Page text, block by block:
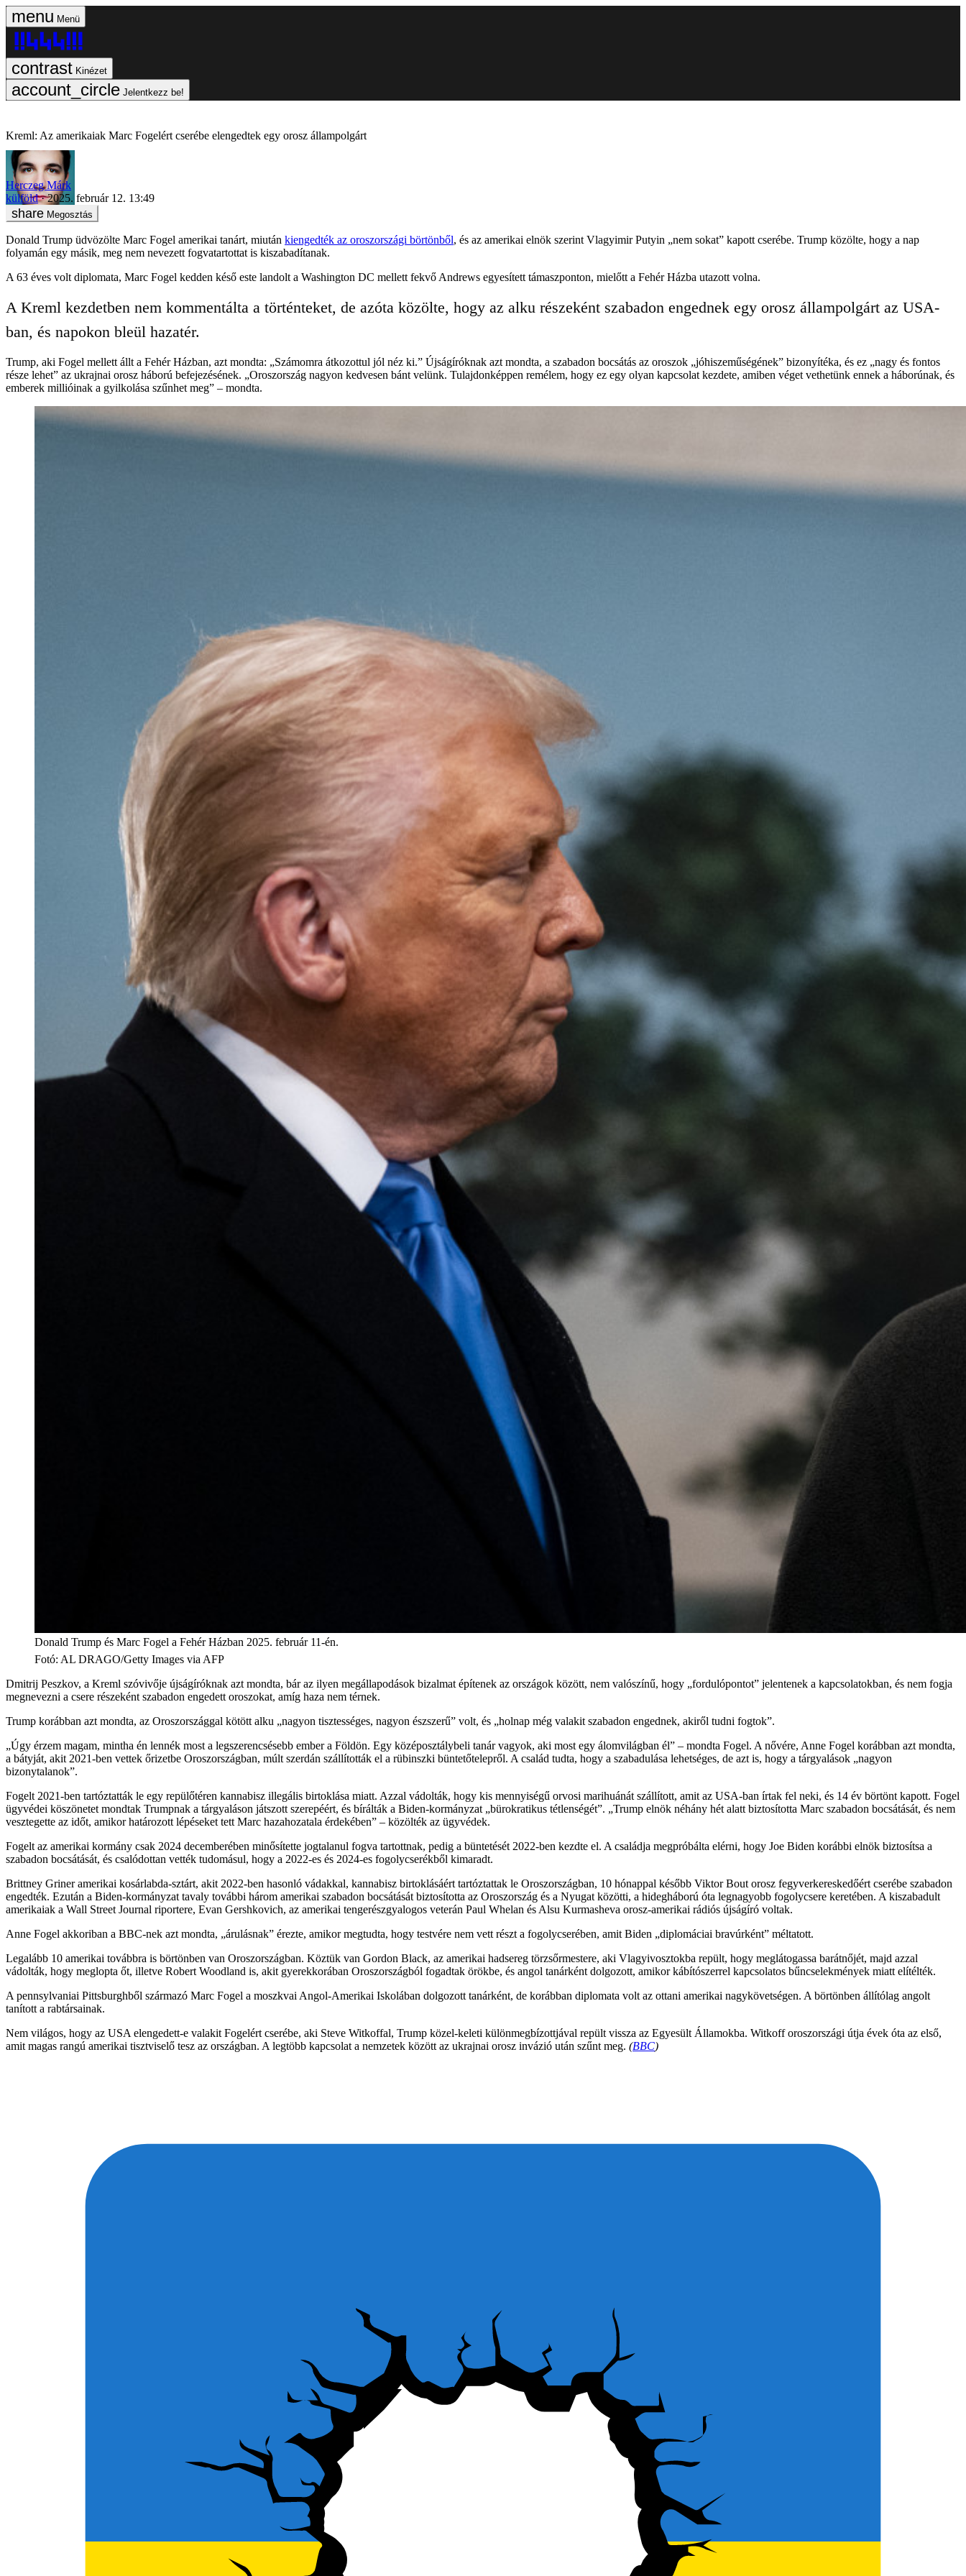
Menü
Kinézet
Jelentkezz be!
Kreml: Az amerikaiak Marc Fogelért cserébe elengedtek egy orosz állampolgárt
Herczeg Márk
külföld
2025. február 12. 13:49
Megosztás
Donald Trump üdvözölte Marc Fogel amerikai tanárt, miután kiengedték az oroszországi börtönből, és az amerikai elnök szerint Vlagyimir Putyin „nem sokat” kapott cserébe. Trump közölte, hogy a nap
folyamán egy másik, meg nem nevezett fogvatartottat is kiszabadítanak.
A 63 éves volt diplomata, Marc Fogel kedden késő este landolt a Washington DC mellett fekvő Andrews egyesített támaszponton, mielőtt a Fehér Házba utazott volna.
A Kreml kezdetben nem kommentálta a történteket, de azóta közölte, hogy az alku részeként szabadon engednek egy orosz állampolgárt az USA-
ban, és napokon bleül hazatér.
Trump, aki Fogel mellett állt a Fehér Házban, azt mondta: „Számomra átkozottul jól néz ki.” Újságíróknak azt mondta, a szabadon bocsátás az oroszok „jóhiszeműségének” bizonyítéka, és ez „nagy és fontos
része lehet” az ukrajnai orosz háború befejezésének. „Oroszország nagyon kedvesen bánt velünk. Tulajdonképpen remélem, hogy ez egy olyan kapcsolat kezdete, amiben véget vethetünk ennek a háborúnak, és
emberek millióinak a gyilkolása szűnhet meg” – mondta.
Donald Trump és Marc Fogel a Fehér Házban 2025. február 11-én.
Fotó: AL DRAGO/Getty Images via AFP
Dmitrij Peszkov, a Kreml szóvivője újságíróknak azt mondta, bár az ilyen megállapodások bizalmat építenek az országok között, nem valószínű, hogy „fordulópontot” jelentenek a kapcsolatokban, és nem fogja
megnevezni a csere részeként szabadon engedett oroszokat, amíg haza nem térnek.
Trump korábban azt mondta, az Oroszországgal kötött alku „nagyon tisztességes, nagyon észszerű” volt, és „holnap még valakit szabadon engednek, akiről tudni fogtok”.
„Úgy érzem magam, mintha én lennék most a legszerencsésebb ember a Földön. Egy középosztálybeli tanár vagyok, aki most egy álomvilágban él” – mondta Fogel. A nővére, Anne Fogel korábban azt mondta,
a bátyját, akit 2021-ben vettek őrizetbe Oroszországban, múlt szerdán szállították el a rübinszki büntetőtelepről. A család tudta, hogy a szabadulása lehetséges, de azt is, hogy a tárgyalások „nagyon
bizonytalanok”.
Fogelt 2021-ben tartóztatták le egy repülőtéren kannabisz illegális birtoklása miatt. Azzal vádolták, hogy kis mennyiségű orvosi marihuánát szállított, amit az USA-ban írtak fel neki, és 14 év börtönt kapott. Fogel
ügyvédei köszönetet mondtak Trumpnak a tárgyaláson játszott szerepéért, és bírálták a Biden-kormányzat „bürokratikus tétlenségét”. „Trump elnök néhány hét alatt biztosította Marc szabadon bocsátását, és nem
vesztegette az időt, amikor határozott lépéseket tett Marc hazahozatala érdekében” – közölték az ügyvédek.
Fogelt az amerikai kormány csak 2024 decemberében minősítette jogtalanul fogva tartottnak, pedig a büntetését 2022-ben kezdte el. A családja megpróbálta elérni, hogy Joe Biden korábbi elnök biztosítsa a
szabadon bocsátását, és csalódottan vették tudomásul, hogy a 2022-es és 2024-es fogolycserékből kimaradt.
Brittney Griner amerikai kosárlabda-sztárt, akit 2022-ben hasonló vádakkal, kannabisz birtoklásáért tartóztattak le Oroszországban, 10 hónappal később Viktor Bout orosz fegyverkereskedőért cserébe szabadon
engedték. Ezután a Biden-kormányzat tavaly további három amerikai szabadon bocsátását biztosította az Oroszország és a Nyugat közötti, a hidegháború óta legnagyobb fogolycsere keretében. A kiszabadult
amerikaiak a Wall Street Journal riportere, Evan Gershkovich, az amerikai tengerészgyalogos veterán Paul Whelan és Alsu Kurmasheva orosz-amerikai rádiós újságíró voltak.
Anne Fogel akkoriban a BBC-nek azt mondta, „árulásnak” érezte, amikor megtudta, hogy testvére nem vett részt a fogolycserében, amit Biden „diplomáciai bravúrként” méltatott.
Legalább 10 amerikai továbbra is börtönben van Oroszországban. Köztük van Gordon Black, az amerikai hadsereg törzsőrmestere, aki Vlagyivosztokba repült, hogy meglátogassa barátnőjét, majd azzal
vádolták, hogy meglopta őt, illetve Robert Woodland is, akit gyerekkorában Oroszországból fogadtak örökbe, és angol tanárként dolgozott, amikor kábítószerrel kapcsolatos bűncselekmények miatt elítélték.
A pennsylvaniai Pittsburghből származó Marc Fogel a moszkvai Angol-Amerikai Iskolában dolgozott tanárként, de korábban diplomata volt az ottani amerikai nagykövetségen. A börtönben állítólag angolt
tanított a rabtársainak.
Nem világos, hogy az USA elengedett-e valakit Fogelért cserébe, aki Steve Witkoffal, Trump közel-keleti különmegbízottjával repült vissza az Egyesült Államokba. Witkoff oroszországi útja évek óta az első,
amit magas rangú amerikai tisztviselő tesz az országban. A legtöbb kapcsolat a nemzetek között az ukrajnai orosz invázió után szűnt meg. (BBC)